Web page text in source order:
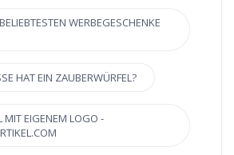
WERBEGESCHENKE
HAT EIN ZAUBERWÜRFEL?
MIT EIGENEM LOGO -